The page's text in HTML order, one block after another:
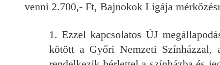
venni 2.700,- Ft, Bajnokok Ligája
Ezzel kapcsolatos ÚJ
kötött a Győri Nemzeti